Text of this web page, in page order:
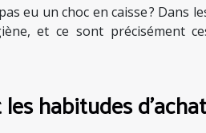
eu un choc en caisse ? Dans
et ce sont précisément
habitudes